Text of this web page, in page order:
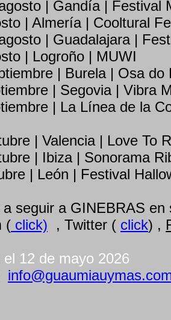
| Gandía | Festival
| Almería | Cooltural
| Guadalajara |
| Logroño | MUWI
| Burela | Osa do
| Segovia | Vibra
| La Línea de la
| Valencia | Love To
| Ibiza | Sonorama
| León | Festival
a seguir a GINEBRAS
( click) , Twitter ( click) ,
el 12 de mayo 2026